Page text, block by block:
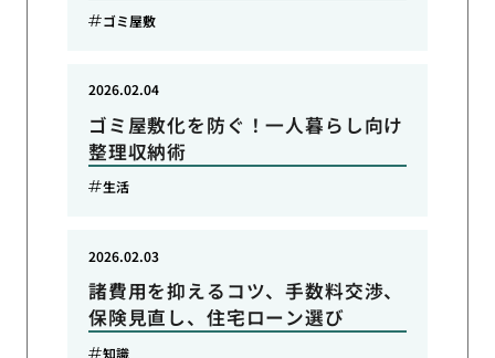
ゴミ屋敷
ゴミ屋敷化を防ぐ！一人暮らし向け
整理収納術
2026.02.04
生活
諸費用を抑えるコツ、手数料交渉、
保険見直し、住宅ローン選び
2026.02.03
知識